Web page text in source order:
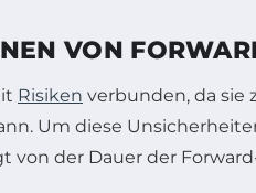
VON
Risiken verbunden, da sie
Um diese
von der Dauer der